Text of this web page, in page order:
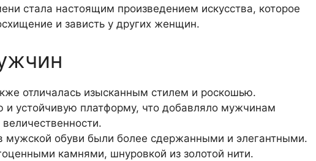
стала настоящим произведением искусства, которое
и зависть у других женщин.
отличалась изысканным стилем и роскошью.
устойчивую платформу, что добавляло мужчинам
мужской обуви были более сдержанными и элегантными.
камнями, шнуровкой из золотой нити.